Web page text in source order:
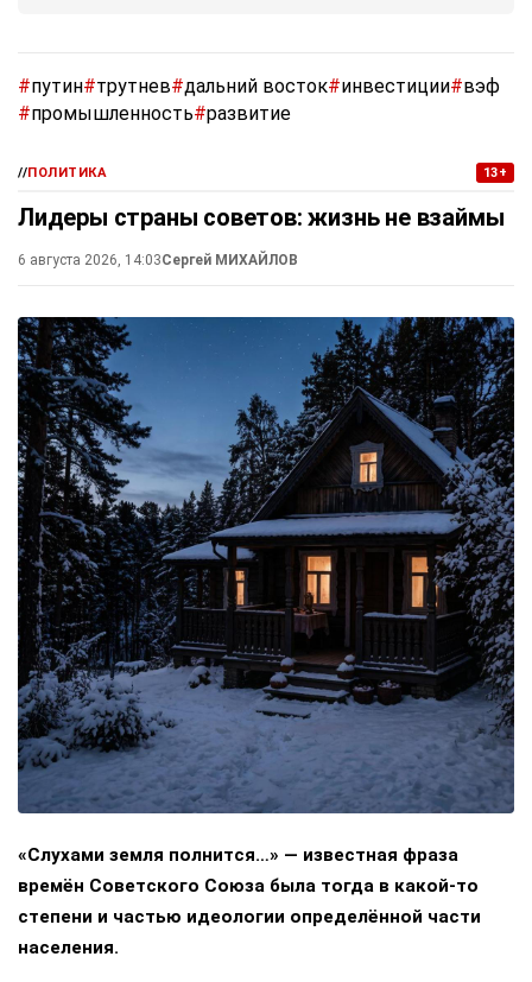
#путин#трутнев#дальний восток#инвестиции#вэф
#промышленность#развитие
//ПОЛИТИКА 13+
Лидеры страны советов: жизнь не взаймы
6 августа 2026, 14:03Сергей МИХАЙЛОВ
«Слухами земля полнится…» — известная фраза
времён Советского Союза была тогда в какой-то
степени и частью идеологии определённой части
населения.